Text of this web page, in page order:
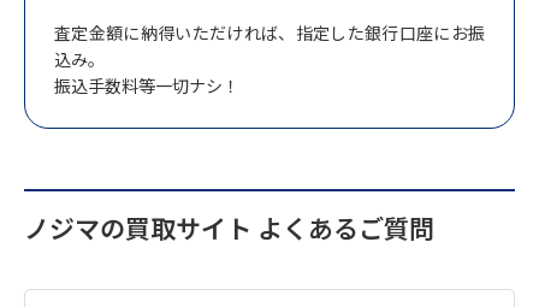
査定金額に納得いただければ、指定した銀行口座にお振
込み。
振込手数料等一切ナシ！
ノジマの買取サイト よくあるご質問